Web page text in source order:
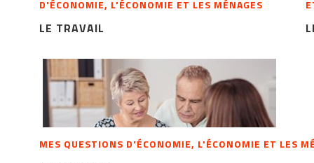
D'ÉCONOMIE, L'ÉCONOMIE ET LES MÉNAGES
LE TRAVAIL
MES QUESTIONS D'ÉCONOMIE, L'ÉCONOMIE ET LES